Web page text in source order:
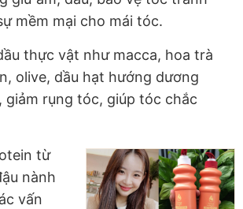
mềm mại cho mái tóc.
thực vật như macca, hoa trà
olive, dầu hạt hướng dương
giảm rụng tóc, giúp tóc chắc
từ
nành
vấn